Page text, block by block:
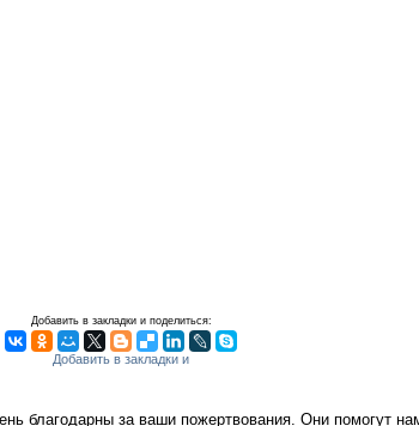
Добавить в закладки и поделиться:
благодарны за ваши пожертвования. Они помогут